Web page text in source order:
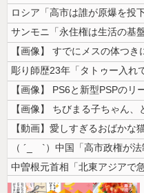
【画像】 すでにメスの体つき
中曽根元首相「北東アジアで